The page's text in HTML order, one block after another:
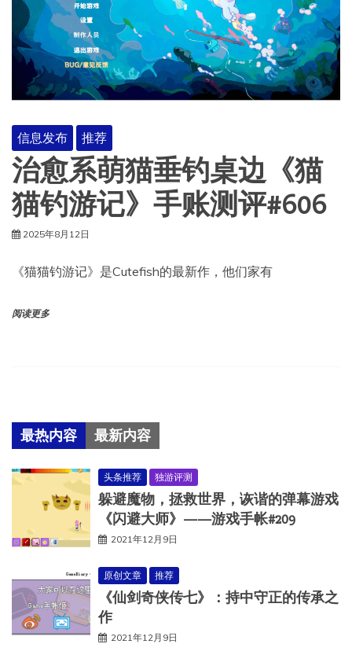
信息发布 推荐
治愈系萌猫垂钓桌边《猫
猫钓游记》手账测评#606
2025年8月12日
《猫猫钓游记》是Cutefish的最新作，他们家有
阅读更多
最热内容 最新内容
头条推荐 独游评测
躲避魔物，拯救世界，诙谐的弹幕游戏
《闪避大师》——游戏手帐#209
2021年12月9日
原创文章 推荐
《仙剑奇侠传七》：持中守正的传承之
作
2021年12月9日